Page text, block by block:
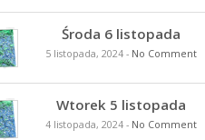
Środa 6 listopada
5 listopada, 2024- No Comment
Wtorek 5 listopada
4 listopada, 2024- No Comment